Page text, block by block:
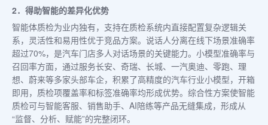
2．得助智能的差异化优势
智能体质检为业内独有，支持在质检系统内直接配置复杂逻辑关
系，灵活性和易用性优于竞品方案。说话人分离在线下场景准确率
超过70%，是汽车门店多人对话场景的关键能力。小模型准确率与
召回率方面，通过服务长安、奇瑞、长城、一汽奥迪、零跑、理
想、蔚来等多家头部车企，积累了高精度的汽车行业小模型，开箱
即用，质检项覆盖率和标签准确率均形成优势。综合性方案使智能
质检可与智能客服、销售助手、AI陪练等产品无缝集成，形成从
“监督、分析、赋能”的完整闭环。